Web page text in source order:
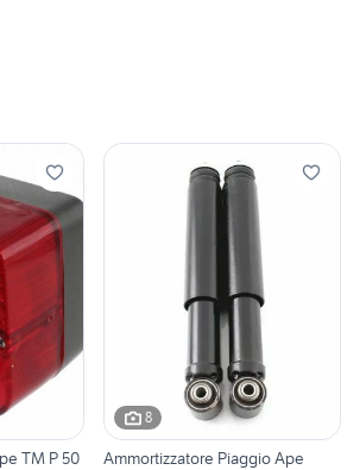
TM P 50
8
Ammortizzatore Piaggio Ape